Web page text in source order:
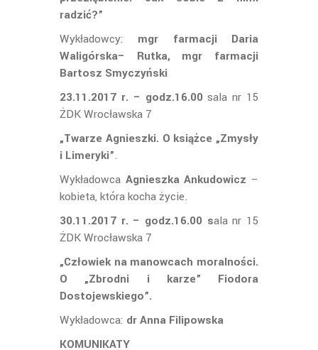
radzić?”
Wykładowcy: mgr farmacji Daria
Waligórska– Rutka, mgr farmacji
Bartosz Smyczyński
23.11.2017 r. – godz.16.00sala nr 15
ŻDK Wrocławska 7
„Twarze Agnieszki. O książce „Zmysły
i Limeryki”.
Wykładowca Agnieszka Ankudowicz –
kobieta, która kocha życie.
30.11.2017 r. – godz.16.00 sala nr 15
ŻDK Wrocławska 7
„Człowiek na manowcach moralności.
O „Zbrodni i karze” Fiodora
Dostojewskiego”.
Wykładowca: drAnna Filipowska
KOMUNIKATY